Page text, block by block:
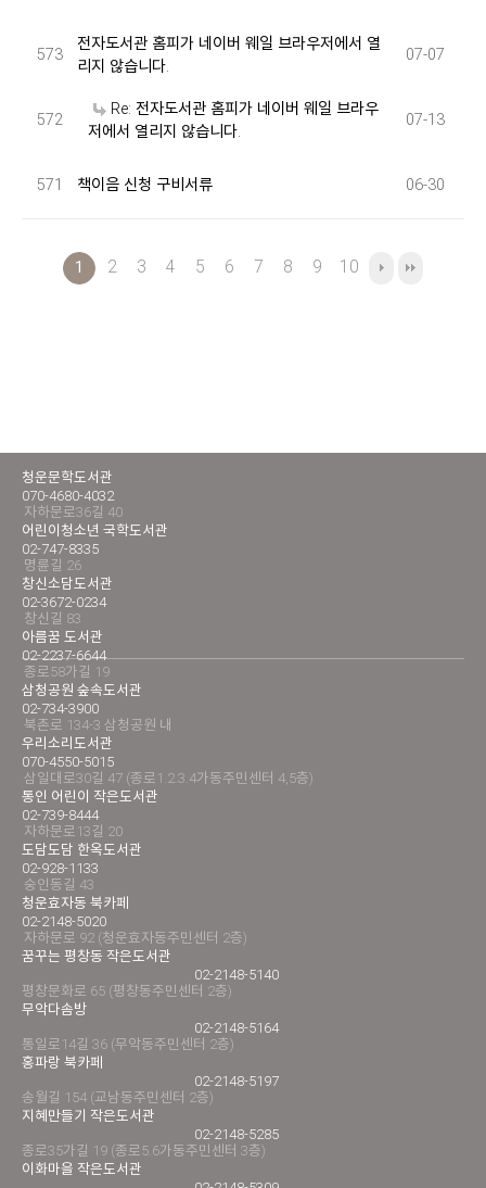
573
전자도서관 홈피가 네이버 웨일 브라우저에서 열
리지 않습니다.
07-07
572
Re: 전자도서관 홈피가 네이버 웨일 브라우
저에서 열리지 않습니다.
07-13
571 책이음 신청 구비서류 06-30
1 2 3 4 5 6 7 8 9 10
청운문학도서관
070-4680-4032
자하문로36길 40
어린이청소년 국학도서관
02-747-8335
명륜길 26
창신소담도서관
02-3672-0234
창신길 83
아름꿈 도서관
02-2237-6644
종로58가길 19
삼청공원 숲속도서관
02-734-3900
북촌로 134-3 삼청공원 내
우리소리도서관
070-4550-5015
삼일대로30길 47 (종로1.2.3.4가동주민센터 4,5층)
통인 어린이 작은도서관
02-739-8444
자하문로13길 20
도담도담 한옥도서관
02-928-1133
숭인동길 43
청운효자동 북카페
02-2148-5020
자하문로 92 (청운효자동주민센터 2층)
꿈꾸는 평창동 작은도서관
02-2148-5140
평창문화로 65 (평창동주민센터 2층)
무악다솜방
02-2148-5164
통일로14길 36 (무악동주민센터 2층)
홍파랑 북카페
02-2148-5197
송월길 154 (교남동주민센터 2층)
지혜만들기 작은도서관
02-2148-5285
종로35가길 19 (종로5.6가동주민센터 3층)
이화마을 작은도서관